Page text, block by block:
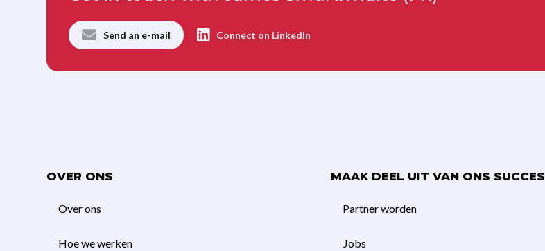
Send an e-mail Connect on LinkedIn
OVER ONS
Over ons
Hoe we werken
MAAK DEEL UIT VAN ONS SUCCES
Partner worden
Jobs